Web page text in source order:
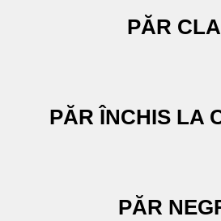
PĂR
PĂR ÎNCHIS LA
PĂR